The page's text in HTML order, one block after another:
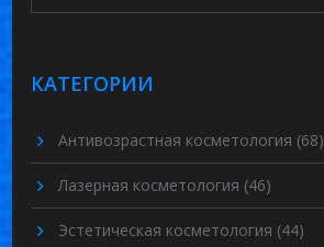
КАТЕГОРИИ
Антивозрастная косметология (68)
Лазерная косметология (46)
Эстетическая косметология (44)